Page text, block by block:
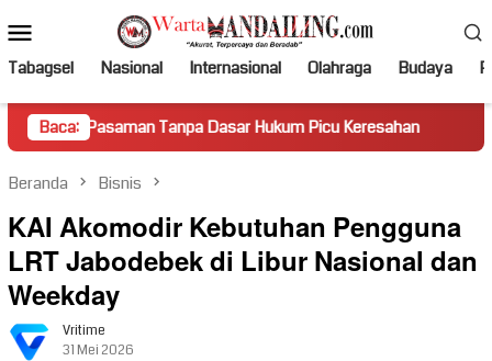
ke
kontenMobile
Tabagsel Nasional Internasional Olahraga Budaya
Baca:
Tanpa Dasar Hukum Picu Keresahan Truk Miring
Beranda Bisnis
KAI Akomodir Kebutuhan Pengguna
LRT Jabodebek di Libur Nasional dan
Weekday
Vritime
31 Mei 2026